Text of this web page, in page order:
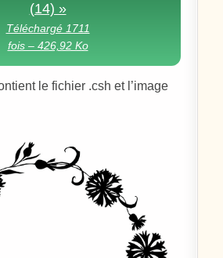
(14) »
Téléchargé 1711
fois – 426,92 Ko
le fichier .csh et l’image